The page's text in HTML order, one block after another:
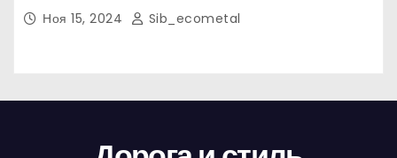
Ноя 15, 2024 Sib_ecometal